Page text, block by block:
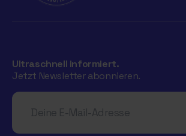
Ultraschnell informiert.
Jetzt Newsletter abonnieren.
Deine E-Mail-Adresse